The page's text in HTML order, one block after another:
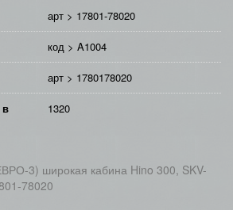
арт > 17801-78020
код > A1004
арт > 1780178020
в
1320
3) широкая кабина Hino 300, SKV-
78020